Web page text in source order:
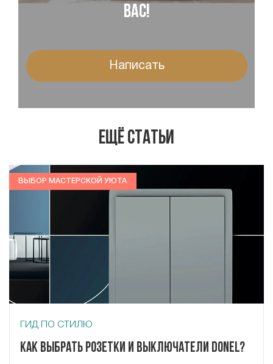
Вас!
Написать
Ещё статьи
ВЫБОР МАСТЕРСКОЙ УЮТА
ГИД ПО СТИЛЮ
Как выбрать розетки и выключатели Donel?